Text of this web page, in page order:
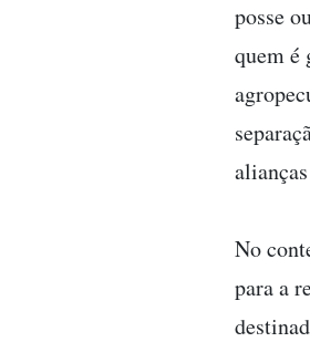
posse
quem é
No
para a